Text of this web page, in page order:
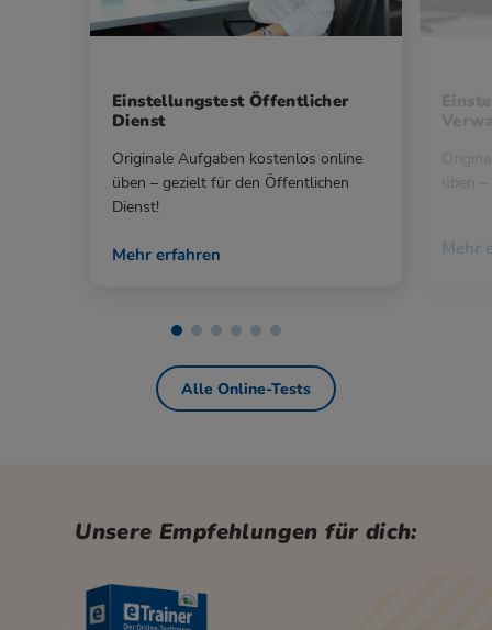
Einstellungstest Öffentlicher
Dienst
Originale Aufgaben kostenlos online
üben – gezielt für den Öffentlichen
Dienst!
Mehr erfahren Mehr
Alle Online-Tests
Unsere Empfehlungen für dich: